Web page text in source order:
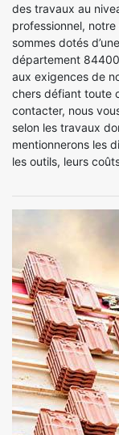
des travaux au
professionnel, notre
sommes dotés
département
aux exigences de
chers défiant toute
contacter, nous
selon les travaux
mentionnerons les
les outils, leurs